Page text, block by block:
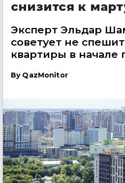
снизится к
Эксперт Эльдар
советует не
квартиры в начале
By QazMonitor